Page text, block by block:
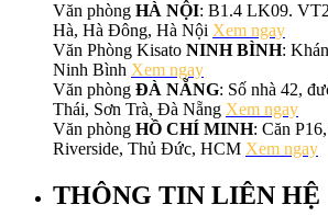
Văn phòng HÀ NỘI: B1.4 LK09.
Hà, Hà Đông, Hà Nội Xem ngay
Văn Phòng Kisato NINH BÌNH:
Ninh Bình Xem ngay
Văn phòng ĐÀ NẴNG: Số nhà 42,
Thái, Sơn Trà, Đà Nẵng Xem ngay
Văn phòng HỒ CHÍ MINH: Căn
Riverside, Thủ Đức, HCM Xem ngay
THÔNG TIN LIÊN HỆ